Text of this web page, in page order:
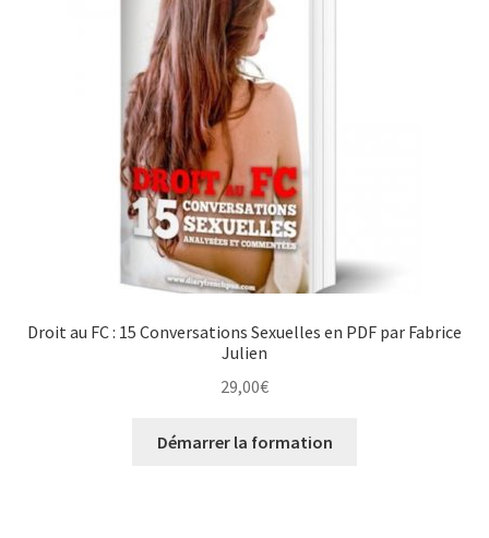
Droit au FC : 15 Conversations Sexuelles en PDF par Fabrice
Julien
29,00€
Démarrer la formation